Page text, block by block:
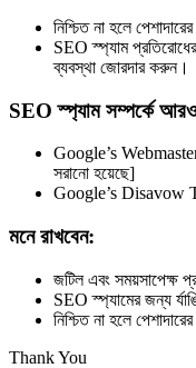
নিশ্চিত না হলে
SEO স্প্যাম
ব্যবস্থা জোরদার করুন।
SEO স্প্যাম সম্পর্কে
Google’s
সরানো হয়েছে]
Google’s Disavow
মনে রাখবেন:
জটিল এবং সময়সাপেক্ষ
SEO স্প্যামের জন্য
নিশ্চিত না হলে
Thank You